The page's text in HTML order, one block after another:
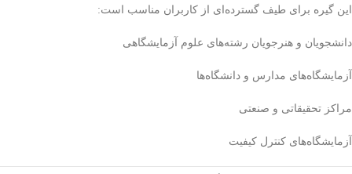
این گیره برای طیف گسترده‌ای از کاربران مناسب است:
دانشجویان و هنرجویان رشته‌های علوم آزمایشگاهی
آزمایشگاه‌های مدارس و دانشگاه‌ها
مراکز تحقیقاتی و صنعتی
آزمایشگاه‌های کنترل کیفیت